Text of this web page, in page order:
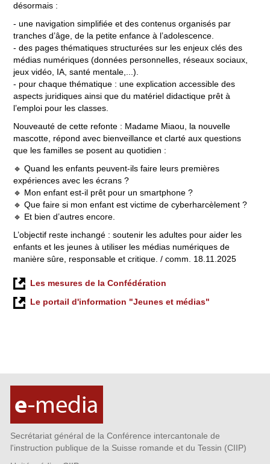
désormais :
- une navigation simplifiée et des contenus organisés par
tranches d’âge, de la petite enfance à l’adolescence.
- des pages thématiques structurées sur les enjeux clés des
médias numériques (données personnelles, réseaux sociaux,
jeux vidéo, IA, santé mentale,...).
- pour chaque thématique : une explication accessible des
aspects juridiques ainsi que du matériel didactique prêt à
l’emploi pour les classes.
Nouveauté de cette refonte : Madame Miaou, la nouvelle
mascotte, répond avec bienveillance et clarté aux questions
que les familles se posent au quotidien :
🔹 Quand les enfants peuvent-ils faire leurs premières
expériences avec les écrans ?
🔹 Mon enfant est-il prêt pour un smartphone ?
🔹 Que faire si mon enfant est victime de cyberharcèlement ?
🔹 Et bien d’autres encore.
L’objectif reste inchangé : soutenir les adultes pour aider les
enfants et les jeunes à utiliser les médias numériques de
manière sûre, responsable et critique. / comm. 18.11.2025
Les mesures de la Confédération
Le portail d'information "Jeunes et médias"
Secrétariat général de la Conférence intercantonale de
l'instruction publique de la Suisse romande et du Tessin (CIIP)